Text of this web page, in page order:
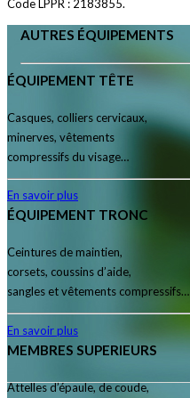
Code LPPR : 2183855.
AUTRES ÉQUIPEMENTS
ÉQUIPEMENT TÊTE
Casques, colliers cervicaux,
minerves, vêtements
compressifs du visage…
En savoir plus
ÉQUIPEMENT TRONC
Ceintures de maintien,
corsets, coussins d’aide,
sangles et vêtements compressifs…
En savoir plus
MEMBRES SUPERIEURS
Attelles d’épaule, de coude,